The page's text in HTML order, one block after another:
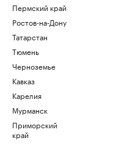
Пермский край
Ростов-на-Дону
Татарстан
Тюмень
Черноземье
Кавказ
Карелия
Мурманск
Приморский
край